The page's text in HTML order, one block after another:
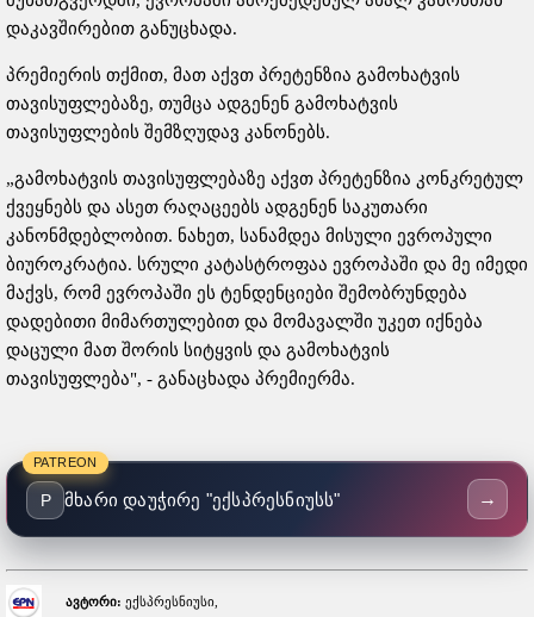
დაკავშირებით განუცხადა.
პრემიერის თქმით, მათ აქვთ პრეტენზია გამოხატვის
თავისუფლებაზე, თუმცა ადგენენ გამოხატვის
თავისუფლების შემზღუდავ კანონებს.
„გამოხატვის თავისუფლებაზე აქვთ პრეტენზია კონკრეტულ
ქვეყნებს და ასეთ რაღაცეებს ადგენენ საკუთარი
კანონმდებლობით. ნახეთ, სანამდეა მისული ევროპული
ბიუროკრატია. სრული კატასტროფაა ევროპაში და მე იმედი
მაქვს, რომ ევროპაში ეს ტენდენციები შემობრუნდება
დადებითი მიმართულებით და მომავალში უკეთ იქნება
დაცული მათ შორის სიტყვის და გამოხატვის
თავისუფლება", - განაცხადა პრემიერმა.
PATREON
P მხარი დაუჭირე "ექსპრესნიუსს" →
ავტორი: ექსპრესნიუსი,